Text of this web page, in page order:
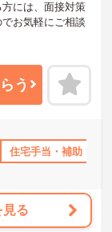
実績あり 高収入
には、面接対策
お気軽にご相談
う
住宅手当・補助
見る